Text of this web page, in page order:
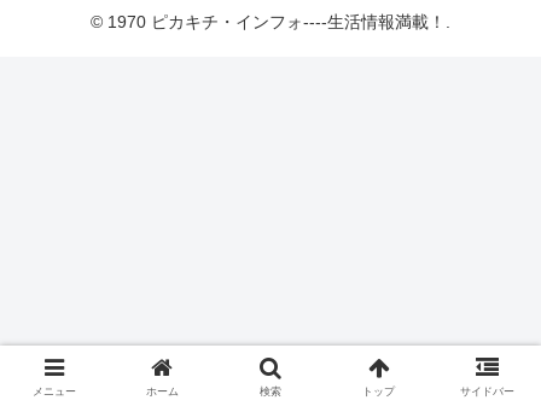
© 1970 ピカキチ・インフォ----生活情報満載！.
メニュー ホーム 検索 トップ サイドバー